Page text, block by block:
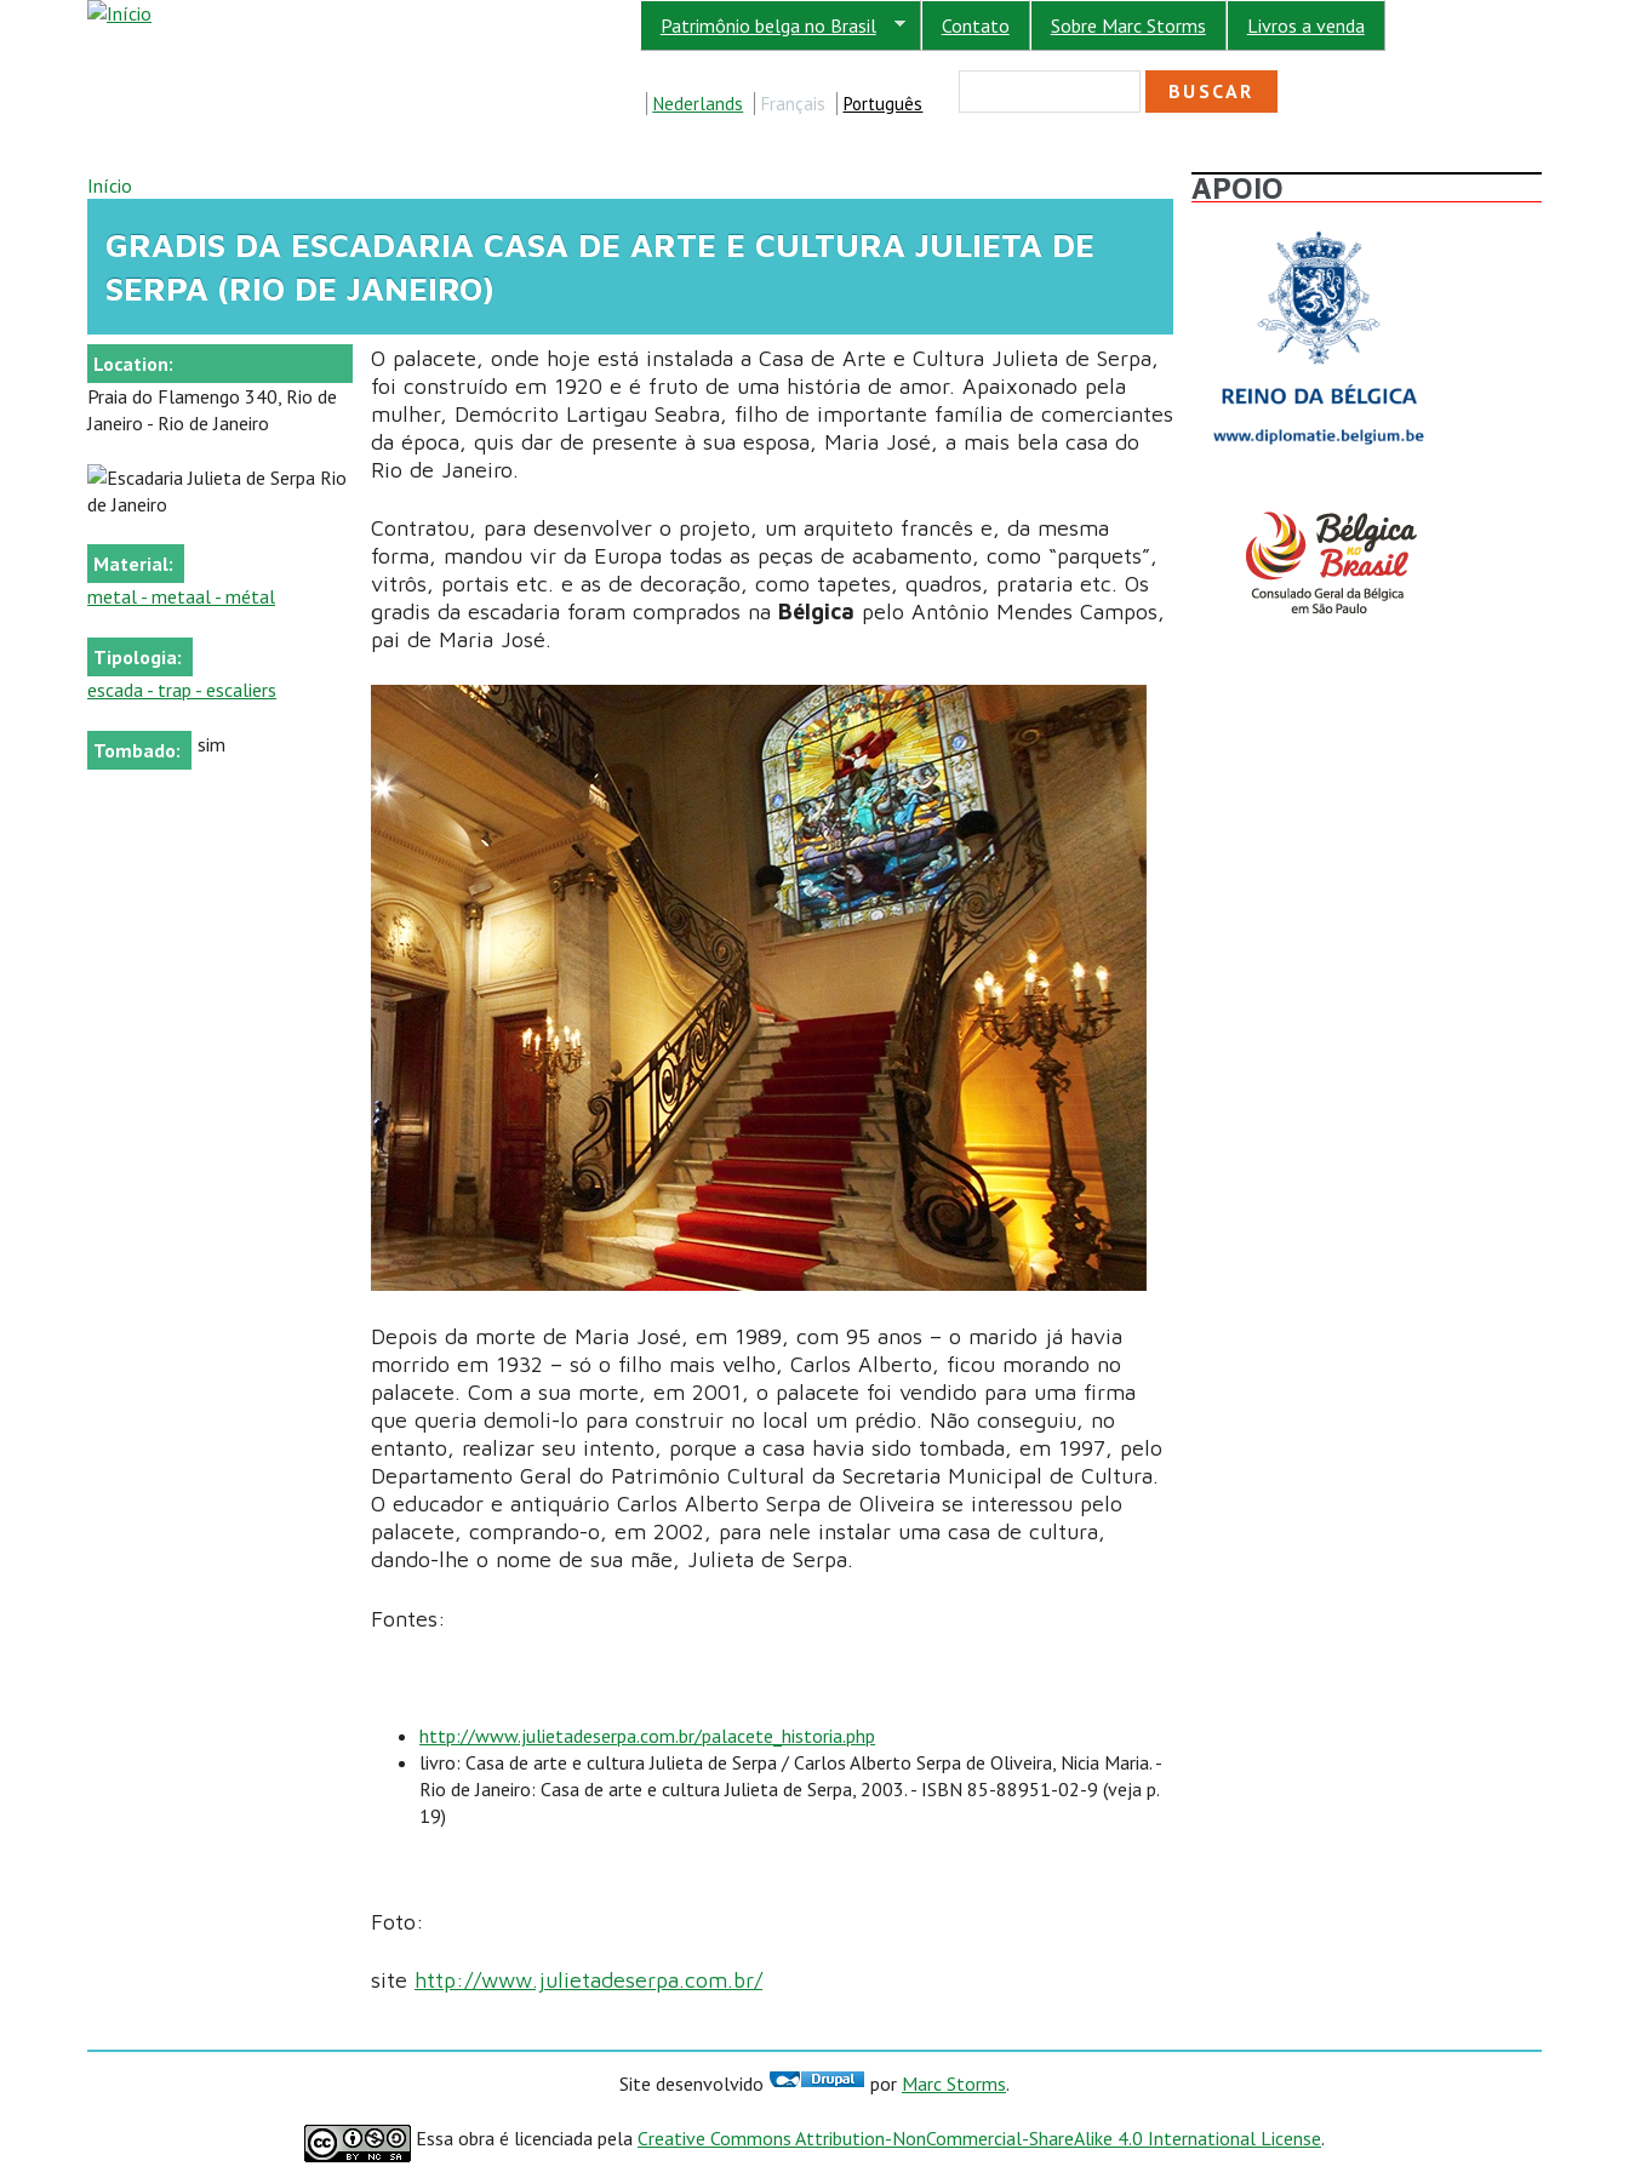
Pular para o conteúdo principal Patrimônio belga no Brasil Contato Sobre Marc Storms Livros a venda
Nederlands Français Português FORMULÁRIO DE BUSCA
VOCÊ ESTÁ AQUI
Início
GRADIS DA ESCADARIA CASA DE ARTE E CULTURA JULIETA DE
SERPA (RIO DE JANEIRO)
Location:
Praia do Flamengo 340, Rio de
Janeiro - Rio de Janeiro
Material:
metal - metaal - métal
Tipologia:
escada - trap - escaliers
Tombado: sim
O palacete, onde hoje está instalada a Casa de Arte e Cultura Julieta de Serpa,
foi construído em 1920 e é fruto de uma história de amor. Apaixonado pela
mulher, Demócrito Lartigau Seabra, filho de importante família de comerciantes
da época, quis dar de presente à sua esposa, Maria José, a mais bela casa do
Rio de Janeiro.
Contratou, para desenvolver o projeto, um arquiteto francês e, da mesma
forma, mandou vir da Europa todas as peças de acabamento, como “parquets”,
vitrôs, portais etc. e as de decoração, como tapetes, quadros, prataria etc. Os
gradis da escadaria foram comprados na Bélgica pelo Antônio Mendes Campos,
pai de Maria José.
Depois da morte de Maria José, em 1989, com 95 anos – o marido já havia
morrido em 1932 – só o filho mais velho, Carlos Alberto, ficou morando no
palacete. Com a sua morte, em 2001, o palacete foi vendido para uma firma
que queria demoli-lo para construir no local um prédio. Não conseguiu, no
entanto, realizar seu intento, porque a casa havia sido tombada, em 1997, pelo
Departamento Geral do Patrimônio Cultural da Secretaria Municipal de Cultura.
O educador e antiquário Carlos Alberto Serpa de Oliveira se interessou pelo
palacete, comprando-o, em 2002, para nele instalar uma casa de cultura,
dando-lhe o nome de sua mãe, Julieta de Serpa.
Fontes:
http://www.julietadeserpa.com.br/palacete_historia.php
livro: Casa de arte e cultura Julieta de Serpa / Carlos Alberto Serpa de Oliveira, Nicia Maria. -
Rio de Janeiro: Casa de arte e cultura Julieta de Serpa, 2003. - ISBN 85-88951-02-9 (veja p.
19)
Foto:
site http://www.julietadeserpa.com.br/
APOIO
Site desenvolvido por Marc Storms.
Essa obra é licenciada pela Creative Commons Attribution-NonCommercial-ShareAlike 4.0 International License.